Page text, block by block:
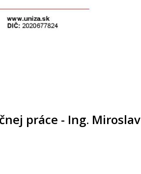
práce - Ing. Miroslav